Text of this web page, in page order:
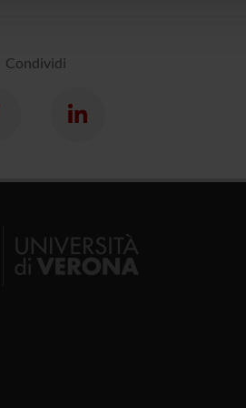
Condividi